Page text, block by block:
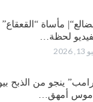
مأساة
لحظة…
ينجو من الذبح
أمهق…